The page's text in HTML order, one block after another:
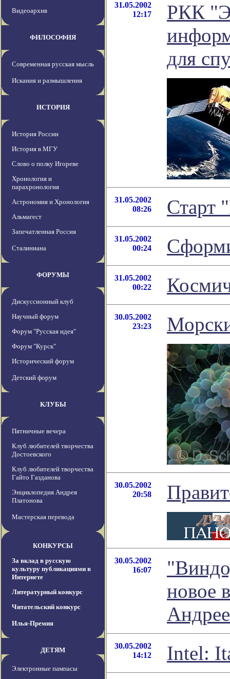
Видеоархив
ФИЛОСОФИЯ
Современная русская мысль
Искания и размышления
ИСТОРИЯ
История России
История в МГУ
Слово о полку Игореве
Хронология и
парахронология
Астрономия и Хронология
Альмагест
Запечатленная Россия
Сталиниана
ФОРУМЫ
Дискуссионный клуб
Научный форум
Форум "Русская идея"
Форум "Курск"
Исторический форум
Детский форум
КЛУБЫ
Пятничные вечера
Клуб любителей творчества
Достоевского
Клуб любителей творчества
Гайто Газданова
Энциклопедия Андрея
Платонова
Мастерская перевода
КОНКУРСЫ
За вклад в русскую
культуру публикациями в
Интернете
Литературный конкурс
Читательский конкурс
Илья-Премия
ДЕТЯМ
Электронные пампасы
31.05.2002
12:17
РКК
для
31.05.2002
08:26
Старт
31.05.2002
00:24
31.05.2002
00:22
30.05.2002
23:23
30.05.2002
20:58
30.05.2002
16:07
новое
30.05.2002
14:12
Intel: